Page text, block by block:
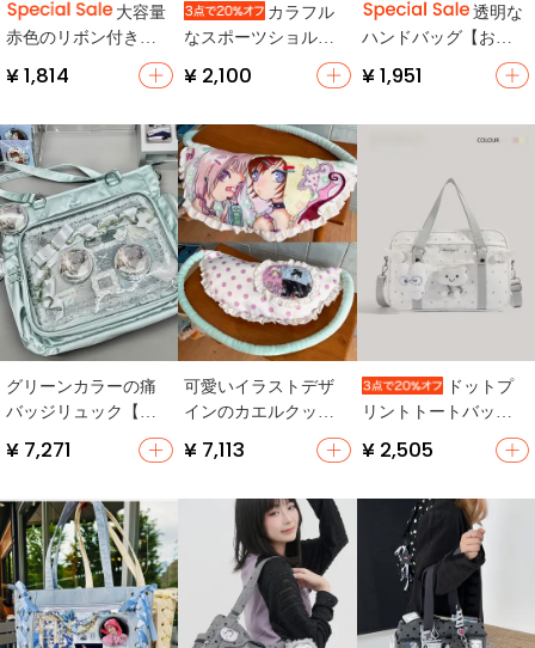
大容量
赤色のリボン付きト
ートバッグ【かわい
いデザイン・二次元
可】
¥ 1,814
カラフル
なスポーツショルダ
ーバッグ【軽量・多
機能・可愛いデザイ
¥ 2,100
透明な
ハンドバッグ【おも
ちゃや小物収納用・
旅行にも最適】
¥ 1,951
グリーンカラーの痛
バッジリュック【大
容量・通勤対応・肩
掛け・斜め掛け可】
¥ 7,271
可愛いイラストデザ
インのカエルクッシ
ョンバッグ【斜め掛
け・アートプリン
¥ 7,113
ドットプ
リントトートバッグ
【大容量・透明・シ
ョルダー付き・学生
¥ 2,505